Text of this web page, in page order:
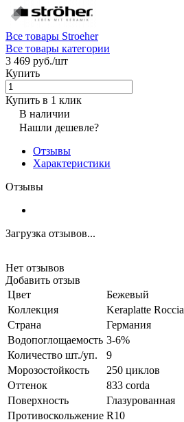
Все товары Stroeher
Все товары категории
3 469 руб./шт
Купить
Купить в 1 клик
В наличии
Нашли дешевле?
Отзывы
Характеристики
Отзывы
Загрузка отзывов...
Нет отзывов
Добавить отзыв
Цвет
Бежевый
Коллекция
Keraplatte Roccia
Страна
Германия
Водопоглощаемость 3-6%
Количество шт./уп.
9
Морозостойкость
250 циклов
Оттенок
833 corda
Поверхность
Глазурованная
Противоскольжение R10